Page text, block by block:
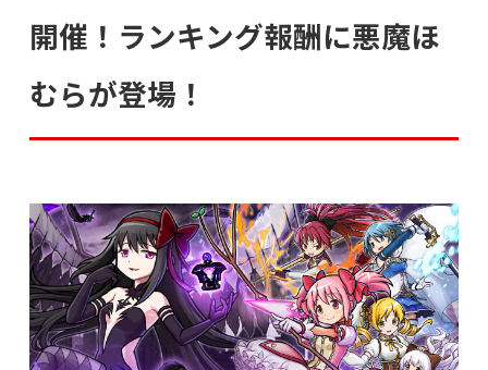
開催！ランキング報酬に悪魔ほ
むらが登場！